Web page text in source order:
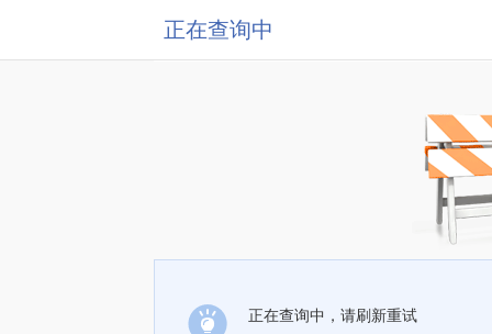
正在查询中
正在查询中，请刷新重试